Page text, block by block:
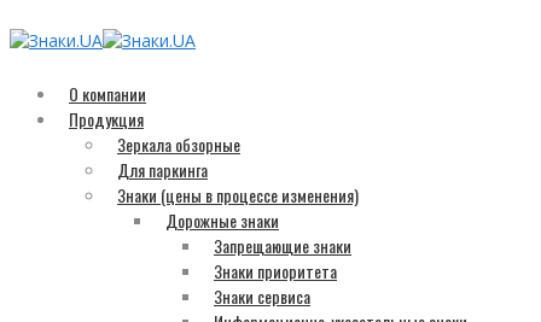
О компании
Продукция
Зеркала обзорные
Для паркинга
Знаки (цены в процессе изменения)
Дорожные знаки
Запрещающие знаки
Знаки приоритета
Знаки сервиса